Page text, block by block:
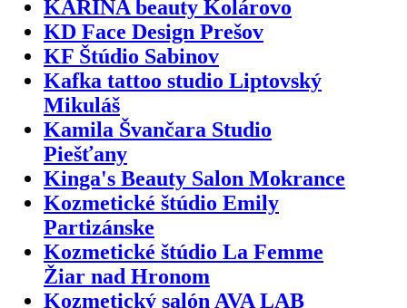
KARINA beauty Kolárovo
KD Face Design Prešov
KF Štúdio Sabinov
Kafka tattoo studio Liptovský
Mikuláš
Kamila Švančara Studio
Piešťany
Kinga's Beauty Salon Mokrance
Kozmetické štúdio Emily
Partizánske
Kozmetické štúdio La Femme
Žiar nad Hronom
Kozmetický salón AVA LAB